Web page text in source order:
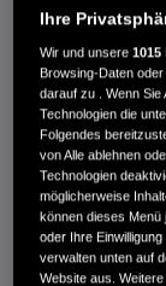
MWST. NICHT
3.900 €
Ihre
Wir und unsere1015
Browsing-Daten
darauf zu . Wenn
Technologien die
Folgendes
von Alle ablehnen
Technologien
möglicherweise
können dieses Menü
oder Ihre
verwalten unten auf
Website aus.